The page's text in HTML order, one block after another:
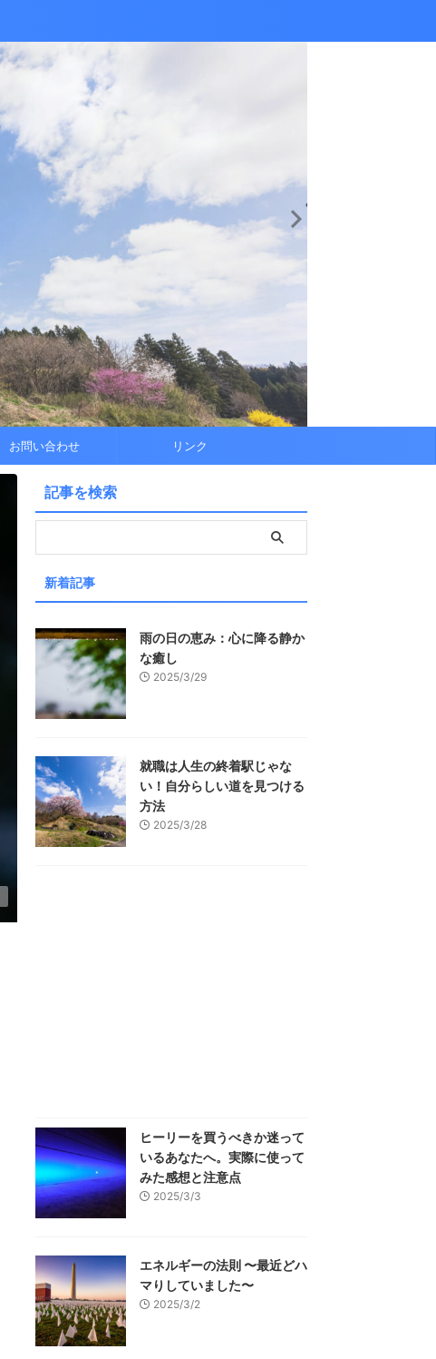
お問い合わせ リンク
記事を検索
新着記事
雨の日の恵み：心に降る静か
な癒し
2025/3/29
就職は人生の終着駅じゃな
い！自分らしい道を見つける
方法
2025/3/28
ヒーリーを買うべきか迷って
いるあなたへ。実際に使って
みた感想と注意点
2025/3/3
エネルギーの法則 〜最近どハ
マりしていました〜
2025/3/2